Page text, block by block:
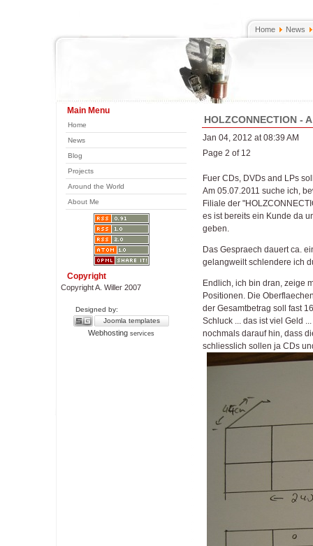
Home News
Main Menu
Home
News
Blog
Projects
Around the World
About Me
Copyright
Copyright A. Willer 2007
Designed by:
Joomla templates
Webhosting services
HOLZCONNECTION -
Jan 04, 2012 at 08:39 AM
Page 2 of 12
Fuer CDs, DVDs and LPs
Am 05.07.2011 suche ich,
Filiale der
es ist bereits ein Kunde da
geben.
Das Gespraech dauert ca.
gelangweilt schlendere ich
Endlich, ich bin dran, zeige
Positionen. Die
der Gesamtbetrag soll fast
Schluck ... das ist viel Geld
nochmals darauf hin, dass
schliesslich sollen ja CDs